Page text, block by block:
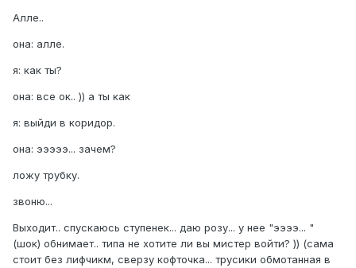
Алле..
она: алле.
я: как ты?
она: все ок.. )) а ты как
я: выйди в коридор.
она: эээээ... зачем?
ложу трубку.
звоню...
Выходит.. спускаюсь ступенек... даю розу... у нее "ээээ... "
(шок) обнимает.. типа не хотите ли вы мистер войти? )) (сама
стоит без лифчикм, сверзу кофточка... трусики обмотанная в